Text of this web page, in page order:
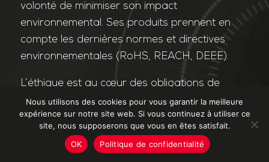
volonté de minimiser son impact
environnemental. Ses produits prennent en
compte les dernières normes et directives
environnementales (RoHS, REACH, DEEE).
L’éthique est au cœur des obligations de
l’entreprise et de ses valeurs. Nos affaires
sont conduites dans le strict respect des
différentes lois applicables dans le domaine
de la lutte contre la corruption et le trafic
Nous utilisons des cookies pour vous garantir la meilleure
expérience sur notre site web. Si vous continuez à utiliser ce
site, nous supposerons que vous en êtes satisfait.
OK
Politique de confidentialité